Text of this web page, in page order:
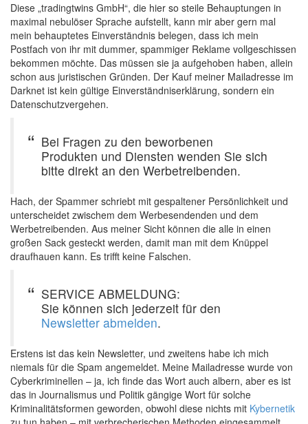
Diese „tradingtwins GmbH“, die hier so steile Behauptungen in
maximal nebulöser Sprache aufstellt, kann mir aber gern mal
mein behauptetes Einverständnis belegen, dass ich mein
Postfach von ihr mit dummer, spammiger Reklame vollgeschissen
bekommen möchte. Das müssen sie ja aufgehoben haben, allein
schon aus juristischen Gründen. Der Kauf meiner Mailadresse im
Darknet ist kein gültige Einverständniserklärung, sondern ein
Datenschutzvergehen.
Bei Fragen zu den beworbenen
Produkten und Diensten wenden Sie sich
bitte direkt an den Werbetreibenden.
Hach, der Spammer schriebt mit gespaltener Persönlichkeit und
unterscheidet zwischem dem Werbesendenden und dem
Werbetreibenden. Aus meiner Sicht können die alle in einen
großen Sack gesteckt werden, damit man mit dem Knüppel
draufhauen kann. Es trifft keine Falschen.
SERVICE ABMELDUNG:
Sie können sich jederzeit für den
Newsletter abmelden.
Erstens ist das kein Newsletter, und zweitens habe ich mich
niemals für die Spam angemeldet. Meine Mailadresse wurde von
Cyberkriminellen – ja, ich finde das Wort auch albern, aber es ist
das in Journalismus und Politik gängige Wort für solche
Kriminalitätsformen geworden, obwohl diese nichts mit Kybernetik